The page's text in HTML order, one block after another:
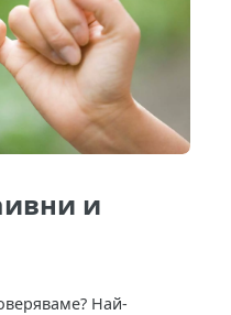
и
Най-